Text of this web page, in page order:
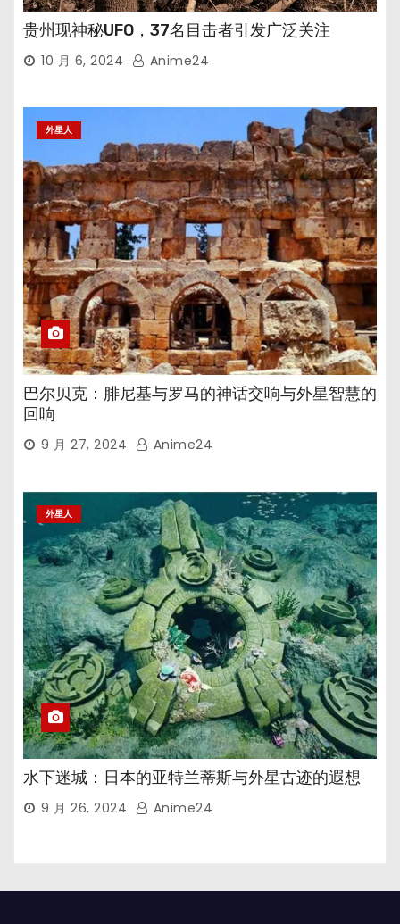
贵州现神秘UFO，37名目击者引发广泛关注
10 月 6, 2024 Anime24
外星人
巴尔贝克：腓尼基与罗马的神话交响与外星智慧的
回响
9 月 27, 2024 Anime24
外星人
水下迷城：日本的亚特兰蒂斯与外星古迹的遐想
9 月 26, 2024 Anime24